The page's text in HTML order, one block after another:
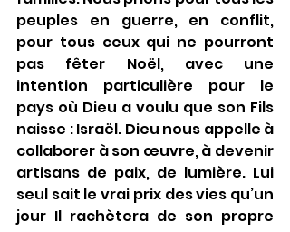
peuples en guerre, en conflit,
pour tous ceux qui ne pourront
pas fêter Noël, avec une
intention particulière pour le
pays où Dieu a voulu que son Fils
naisse : Israël. Dieu nous appelle à
collaborer à son œuvre, à devenir
artisans de paix, de lumière. Lui
seul sait le vrai prix des vies qu’un
jour Il rachètera de son propre